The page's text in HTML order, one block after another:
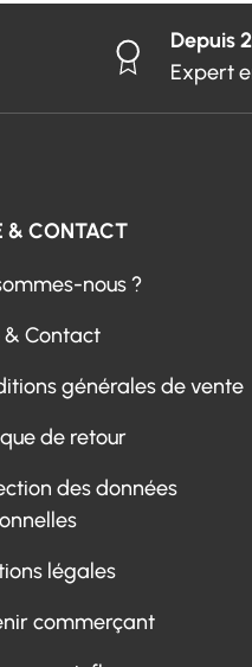
Depuis
Expert
& CONTACT
nous ?
& Contact
générales de vente
de retour
des données
légales
commerçant